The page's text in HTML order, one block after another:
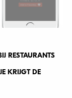
RESTAURANTS
KRIJGT DE